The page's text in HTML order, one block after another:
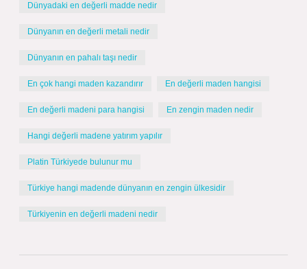
Dünyadaki en değerli madde nedir
Dünyanın en değerli metali nedir
Dünyanın en pahalı taşı nedir
En çok hangi maden kazandırır En değerli maden hangisi
En değerli madeni para hangisi En zengin maden nedir
Hangi değerli madene yatırım yapılır
Platin Türkiyede bulunur mu
Türkiye hangi madende dünyanın en zengin ülkesidir
Türkiyenin en değerli madeni nedir